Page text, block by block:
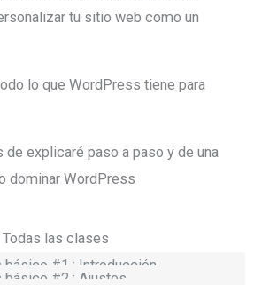
tu sitio web como un
lo que WordPress tiene para
explicaré paso a paso y de una
dominar WordPress
Todas las clases
básico #1 : Introducción
básico #2 : Ajustes